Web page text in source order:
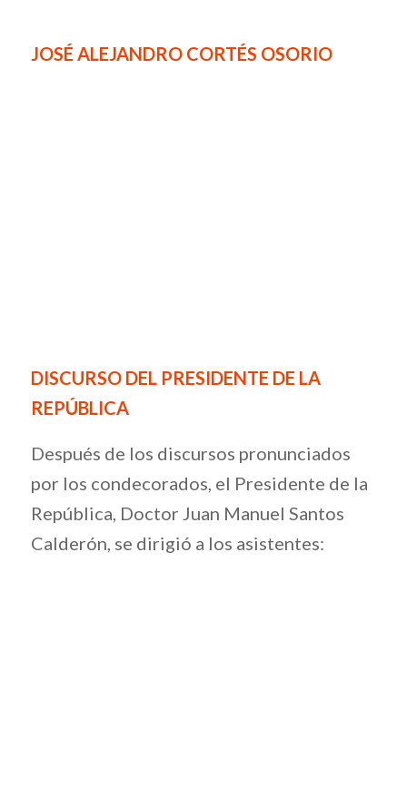
JOSÉ ALEJANDRO CORTÉS OSORIO
DISCURSO DEL PRESIDENTE DE LA
REPÚBLICA
Después de los discursos pronunciados
por los condecorados, el Presidente de la
República, Doctor Juan Manuel Santos
Calderón, se dirigió a los asistentes: